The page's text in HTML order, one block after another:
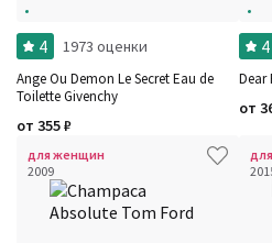
4 1973 оценки
Ange Ou Demon Le Secret Eau de
Toilette Givenchy
от 355₽
4
Dear
от
для женщин
2009